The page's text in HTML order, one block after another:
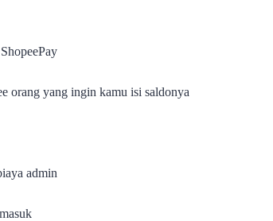
orang yang ingin kamu isi saldonya
admin